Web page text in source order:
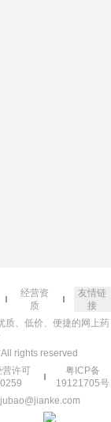
经营资
质
友情链
接
质、低价、便捷的网上药
rights reserved
营许可
粤ICP备
19121705号